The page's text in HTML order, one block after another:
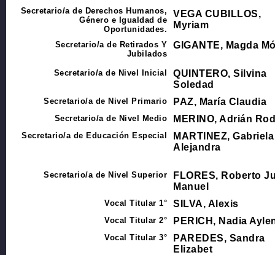
Secretario/a de Derechos Humanos,
Género e Igualdad de
Oportunidades.
VEGA CUBILLOS,
Myriam
Secretario/a de Retirados Y
Jubilados
GIGANTE, Magda
Secretario/a de Nivel Inicial
QUINTERO, Silvina
Soledad
Secretario/a de Nivel Primario PAZ, María Claudia
Secretario/a de Nivel Medio MERINO, Adrián
Secretario/a de Educación Especial
MARTINEZ, Gabriela
Alejandra
Secretario/a de Nivel Superior
FLORES, Roberto
Manuel
Vocal Titular 1° SILVA, Alexis
Vocal Titular 2° PERICH, Nadia
Vocal Titular 3°
PAREDES, Sandra
Elizabet